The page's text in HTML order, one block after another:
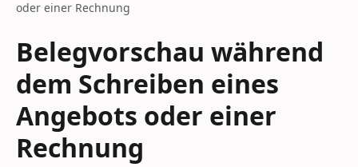
oder einer Rechnung
Belegvorschau während
dem Schreiben eines
Angebots oder einer
Rechnung